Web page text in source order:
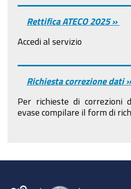
Rettifica ATECO 2025 »
Accedi al servizio
Richiesta correzione dati »
Per richieste di correzioni
evase compilare il form di